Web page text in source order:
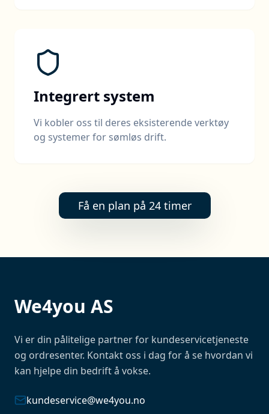
Integrert system
Vi kobler oss til deres eksisterende verktøy
og systemer for sømløs drift.
Få en plan på 24 timer
We4you AS
Vi er din pålitelige partner for kundeservicetjeneste
og ordresenter. Kontakt oss i dag for å se hvordan vi
kan hjelpe din bedrift å vokse.
kundeservice@we4you.no